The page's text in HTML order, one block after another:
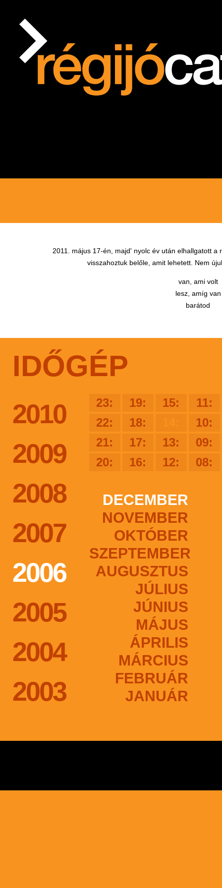
2011. május 17-én, majd' nyolc év után elhallgatott
visszahoztuk belőle, amit lehetett. Nem
van, ami volt
lesz, amíg van
barátod
IDŐGÉP
2010
2009
2008
2007
2006
2005
2004
2003
23: 19: 15:
11:
22:
18:
10:
21:
17: 13:
09:
20:
16: 12: 08:
DECEMBER
NOVEMBER
OKTÓBER
SZEPTEMBER
AUGUSZTUS
JÚLIUS
JÚNIUS
MÁJUS
ÁPRILIS
MÁRCIUS
FEBRUÁR
JANUÁR